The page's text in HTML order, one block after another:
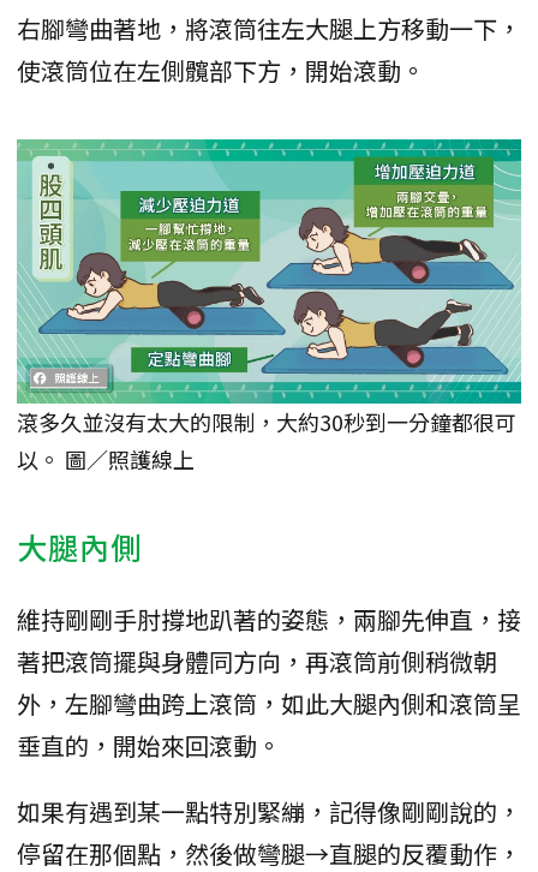
右腳彎曲著地，將滾筒往左大腿上方移動一下，
使滾筒位在左側髖部下方，開始滾動。
滾多久並沒有太大的限制，大約30秒到一分鐘都很可
以。 圖／照護線上
大腿內側
維持剛剛手肘撐地趴著的姿態，兩腳先伸直，接
著把滾筒擺與身體同方向，再滾筒前側稍微朝
外，左腳彎曲跨上滾筒，如此大腿內側和滾筒呈
垂直的，開始來回滾動。
如果有遇到某一點特別緊繃，記得像剛剛說的，
停留在那個點，然後做彎腿→直腿的反覆動作，